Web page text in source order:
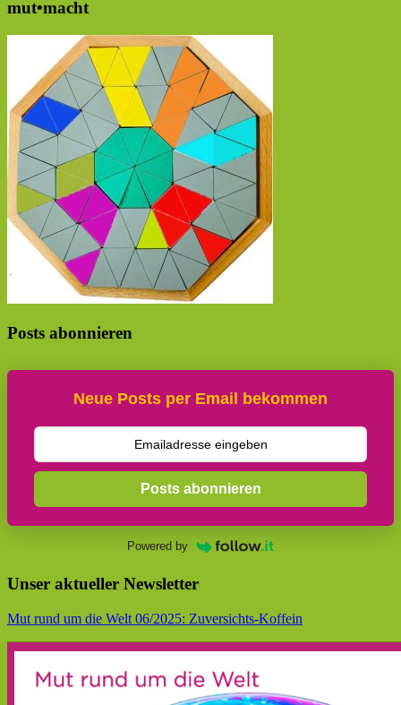
mut•macht
Posts abonnieren
Neue Posts per Email bekommen
Posts abonnieren
Powered by
Unser aktueller Newsletter
Mut rund um die Welt 06/2025: Zuversichts-Koffein